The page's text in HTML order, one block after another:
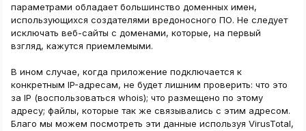
параметрами обладает большинство доменных имен,
использующихся создателями вредоносного ПО. Не следует
исключать веб-сайты с доменами, которые, на первый
взгляд, кажутся приемлемыми.
В ином случае, когда приложение подключается к
конкретным IP-адресам, не будет лишним проверить: что это
за IP (воспользоваться whois); что размещено по этому
адресу; файлы, которые так же связывались с этим адресом.
Благо мы можем посмотреть эти данные используя VirusTotal,